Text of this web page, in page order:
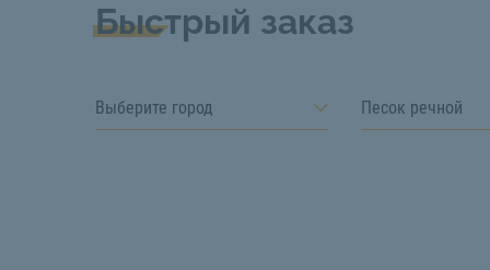
Быстрый заказ
Выберите город Песок речной